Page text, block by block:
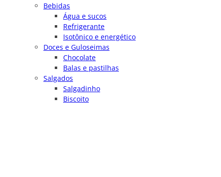
Bebidas
Água e sucos
Refrigerante
Isotônico e energético
Doces e Guloseimas
Chocolate
Balas e pastilhas
Salgados
Salgadinho
Biscoito